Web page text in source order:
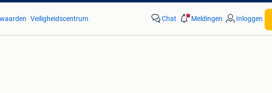
Veiligheidscentrum Chat Meldingen Inloggen